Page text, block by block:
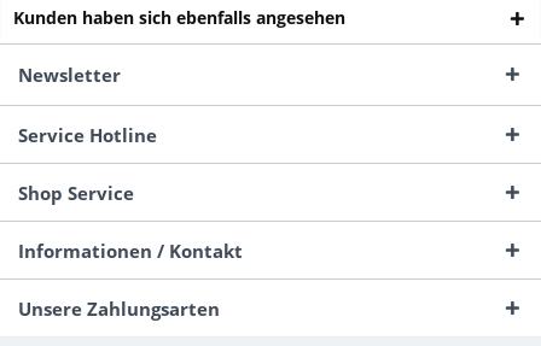
Kunden haben sich ebenfalls angesehen
Newsletter
Service Hotline
Shop Service
Informationen / Kontakt
Unsere Zahlungsarten